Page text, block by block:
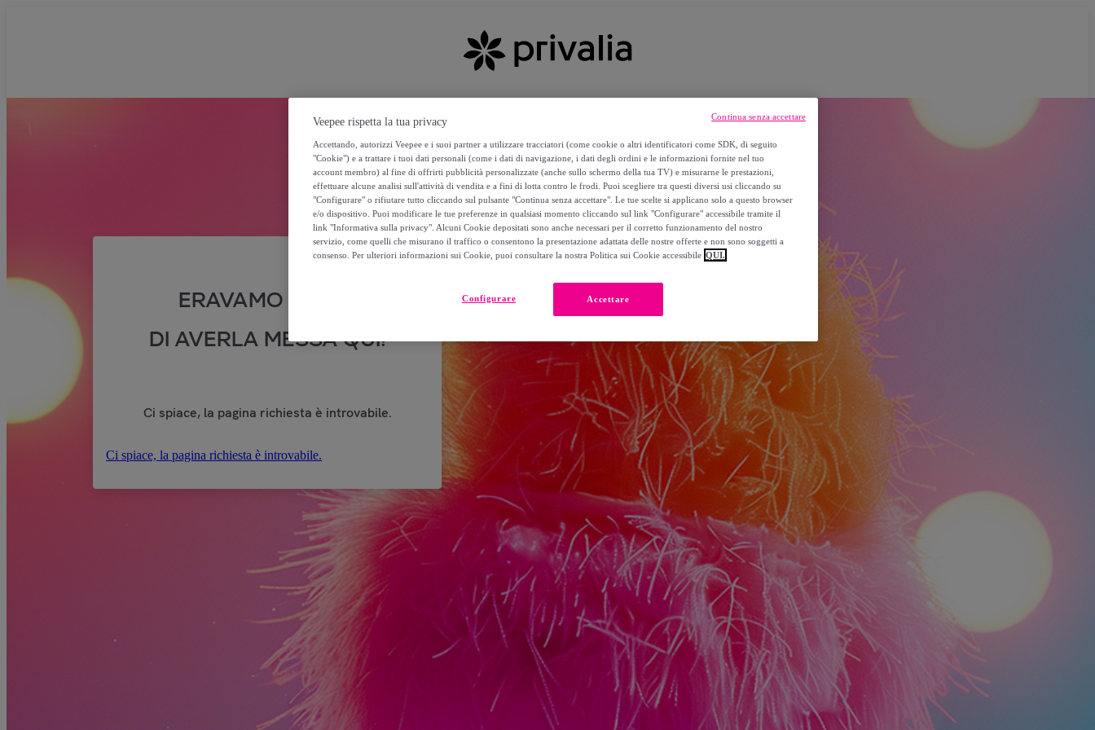
ERAVAMO SICURI
DI AVERLA MESSA QUI!
Ci spiace, la pagina richiesta è introvabile.
Ci spiace, la pagina richiesta è introvabile.
Veepee rispetta la tua privacy
Accettando, autorizzi Veepee e i suoi partner a utilizzare tracciatori (come cookie o altri identificatori come SDK, di seguito
"Cookie") e a trattare i tuoi dati personali (come i dati di navigazione, i dati degli ordini e le informazioni fornite nel tuo
account membro) al fine di offrirti pubblicità personalizzate (anche sullo schermo della tua TV) e misurarne le prestazioni,
effettuare alcune analisi sull'attività di vendita e a fini di lotta contro le frodi. Puoi scegliere tra questi diversi usi cliccando su
"Configurare" o rifiutare tutto cliccando sul pulsante "Continua senza accettare". Le tue scelte si applicano solo a questo browser
e/o dispositivo. Puoi modificare le tue preferenze in qualsiasi momento cliccando sul link "Configurare" accessibile tramite il
link "Informativa sulla privacy". Alcuni Cookie depositati sono anche necessari per il corretto funzionamento del nostro
servizio, come quelli che misurano il traffico o consentono la presentazione adattata delle nostre offerte e non sono soggetti a
consenso. Per ulteriori informazioni sui Cookie, puoi consultare la nostra Politica sui Cookie accessibile QUI.
Accettare
Configurare
Continua senza accettare